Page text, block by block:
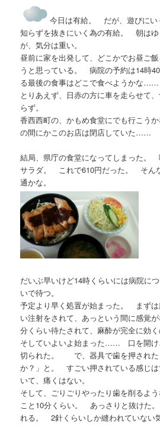
今日は有給。 だが、遊びにい
知らずを抜きにいく為の有給。 朝は
が、気分は重い。
昼前に家を出発して、どこかでお昼ご
うと思っている。 病院の予約は14時
る最後の食事はどこで食べようかな……
とりあえず、日赤の方に車を走らせて
らず。
香西西町の、かもめ食堂にでも行こう
の間にかこのお店は閉店していた……
結局、県庁の食堂になってしまった。
サラダ。 これで610円だった。 そん
通かな。
だいぶ早いけど14時くらいには病院に
いで待つ。
予定より早く処置が始まった。 まず
い注射をされて、あっという間に感覚
分くらい待たされて、麻酔が完全に効く
そしていよいよ始まった…… 口を開け
切られた。 で、器具で歯を押された
か？」と。 すごい押されている感じ
いて、痛くはない。
そして、ごりごりやったり歯を削るよ
こと10分くらい。 あっさりと抜けた
れる。 2針くらいしか縫われていない